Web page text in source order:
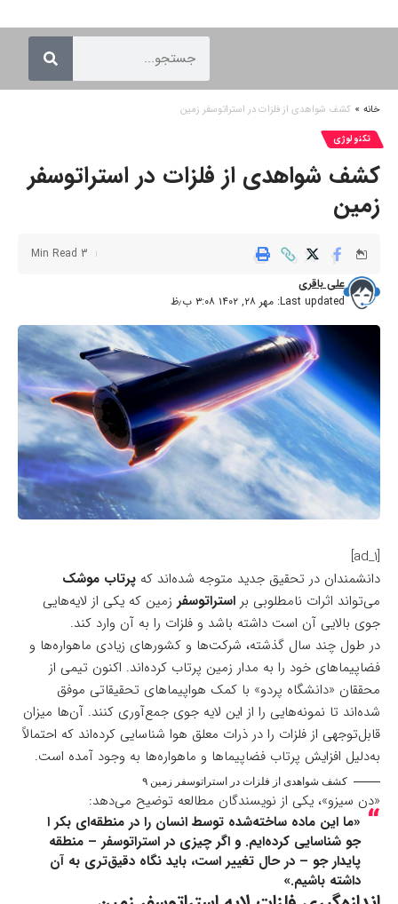
خانه » کشف شواهدی از فلزات در استراتوسفر زمین
تکنولوژی
کشف شواهدی از فلزات در استراتوسفر
زمین
Last updated: مهر ۲۸, ۱۴۰۲ ۳:۰۸ ب٫ظ
علی باقری
3 Min Read
[ad_1]
دانشمندان در تحقیق جدید متوجه شده‌اند که پرتاب موشک
می‌تواند اثرات نامطلوبی بر استراتوسفر زمین که یکی از لایه‌هایی
جوی بالایی آن است داشته باشد و فلزات را به آن وارد کند.
در طول چند سال گذشته، شرکت‌ها و کشورهای زیادی ماهواره‌ها و
فضاپیماهای خود را به مدار زمین پرتاب کرده‌اند. اکنون تیمی از
محققان «دانشگاه پردو» با کمک هواپیماهای تحقیقاتی موفق
شده‌اند تا نمونه‌هایی را از این لایه جوی جمع‌آوری کنند. آن‌ها میزان
قابل‌توجهی از فلزات را در ذرات معلق هوا شناسایی کرده‌اند که احتمالاً
به‌دلیل افزایش پرتاب فضاپیماها و ماهواره‌ها به وجود آمده است.
کشف شواهدی از فلزات در استراتوسفر زمین ۹
«دن سیزو»، یکی از نویسندگان مطالعه توضیح می‌دهد:
«ما این ماده ساخته‌شده توسط انسان را در منطقه‌ای بکر ا
جو شناسایی کرده‌ایم. و اگر چیزی در استراتوسفر – منطقه
پایدار جو – در حال تغییر است، باید نگاه دقیق‌تری به آن
داشته باشیم.»